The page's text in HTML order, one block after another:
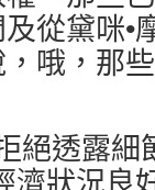
從黛咪•
哦，那
絕透露
濟狀況良